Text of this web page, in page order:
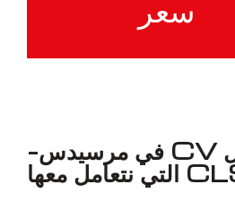
سعر
مشاكل مفصل CV في مرسيدس-